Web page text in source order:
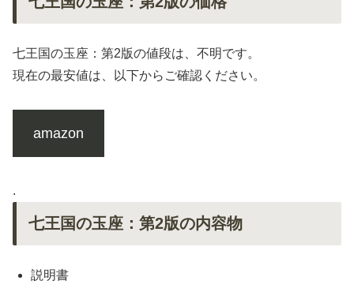
七王国の玉座：第2版の値段は、不明です。
現在の最安値は、以下からご確認ください。
amazon
.
七王国の玉座：第2版の内容物
説明書